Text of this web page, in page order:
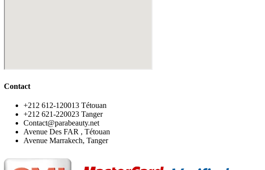
Contact
‪+212 612-120013 Tétouan
‪+212 621-220023 Tanger
Contact@parabeauty.net
Avenue Des FAR , Tétouan
Avenue Marrakech, Tanger